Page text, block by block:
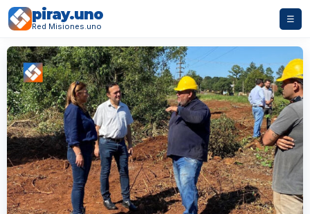
piray.uno
Red Misiones.uno
☰